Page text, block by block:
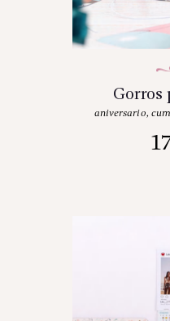
Gorros
aniversario,